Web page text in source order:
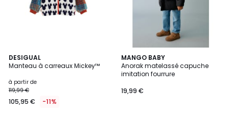
DESIGUAL
Manteau à carreaux Mickey™
à partir de
119,99 €
105,95 € -11%
MANGO BABY
Anorak matelassé capuche
imitation fourrure
19,99 €